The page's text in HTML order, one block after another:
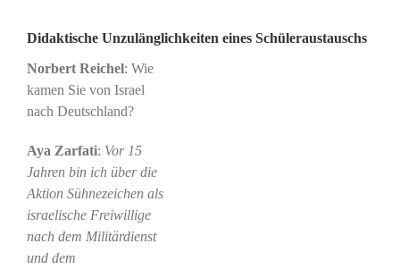
Didaktische Unzulänglichkeiten eines Schüleraustauschs
Norbert Reichel: Wie
kamen Sie von Israel
nach Deutschland?
Aya Zarfati: Vor 15
Jahren bin ich über die
Aktion Sühnezeichen als
israelische Freiwillige
nach dem Militärdienst
und dem